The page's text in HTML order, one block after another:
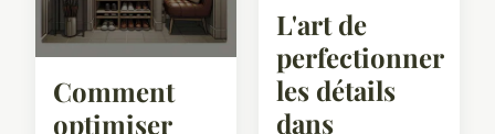
Comment
optimiser
L'art de
perfectionner
les détails
dans